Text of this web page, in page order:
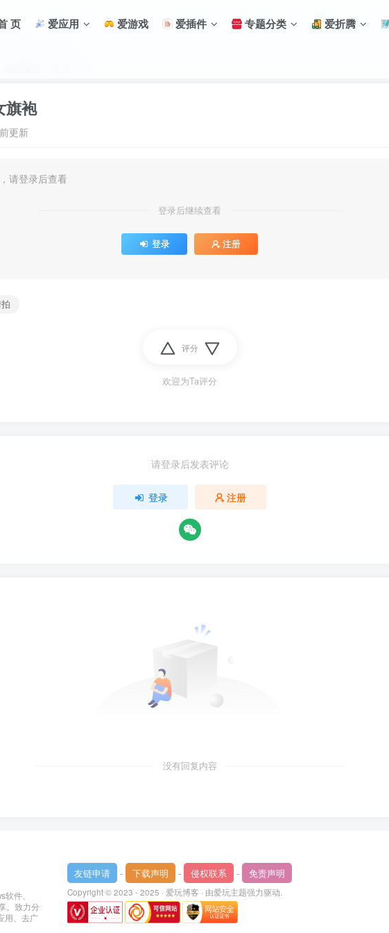
页 爱应用 爱游戏 爱插件 专题分类 爱折腾
旗袍
更新
请登录后查看
登录后继续查看
登录 注册
评分
欢迎为Ta评分
请登录后发表评论
登录 注册
没有回复内容
件、
。致力分
用、去广
友链申请 - 下载声明 - 侵权联系 - 免责声明
Copyright © 2023 - 2025 · 爱玩博客 · 由爱玩主题强力驱动.